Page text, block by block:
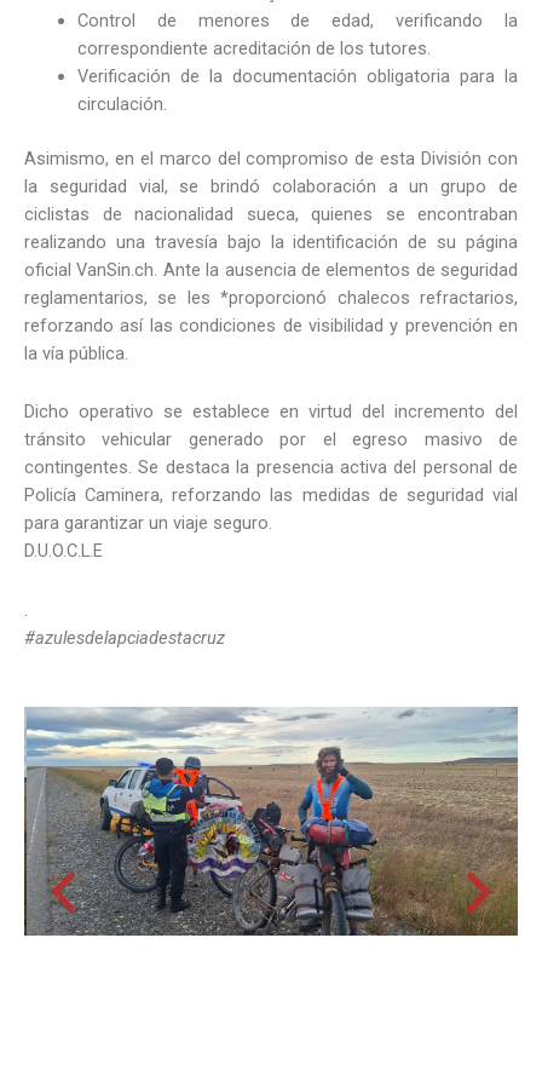
Control de menores de edad, verificando la
correspondiente acreditación de los tutores.
Verificación de la documentación obligatoria para la
circulación.
Asimismo, en el marco del compromiso de esta División con
la seguridad vial, se brindó colaboración a un grupo de
ciclistas de nacionalidad sueca, quienes se encontraban
realizando una travesía bajo la identificación de su página
oficial VanSin.ch. Ante la ausencia de elementos de seguridad
reglamentarios, se les *proporcionó chalecos refractarios,
reforzando así las condiciones de visibilidad y prevención en
la vía pública.
Dicho operativo se establece en virtud del incremento del
tránsito vehicular generado por el egreso masivo de
contingentes. Se destaca la presencia activa del personal de
Policía Caminera, reforzando las medidas de seguridad vial
para garantizar un viaje seguro.
D.U.O.C.L.E
.
#azulesdelapciadestacruz